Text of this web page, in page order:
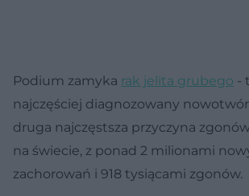
Podium zamyka rak jelita grubego -
najczęściej diagnozowany
druga najczęstsza przyczyna
na świecie, z ponad 2 milionami
zachorowań i 918 tysiącami zgonów.